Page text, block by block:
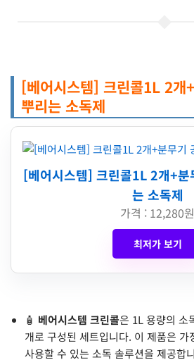
[베어시스템] 크린콜1L 2개
뿌리는 소독제
[베어시스템] 크린콜1L 2개+분
는 소독제
가격 : 12,280원
최저가 보기
🧴 베어시스템 크린콜은 1L 용량의 소
개로 구성된 세트입니다. 이 제품은 가
사용할 수 있는 소독 솔루션을 제공합